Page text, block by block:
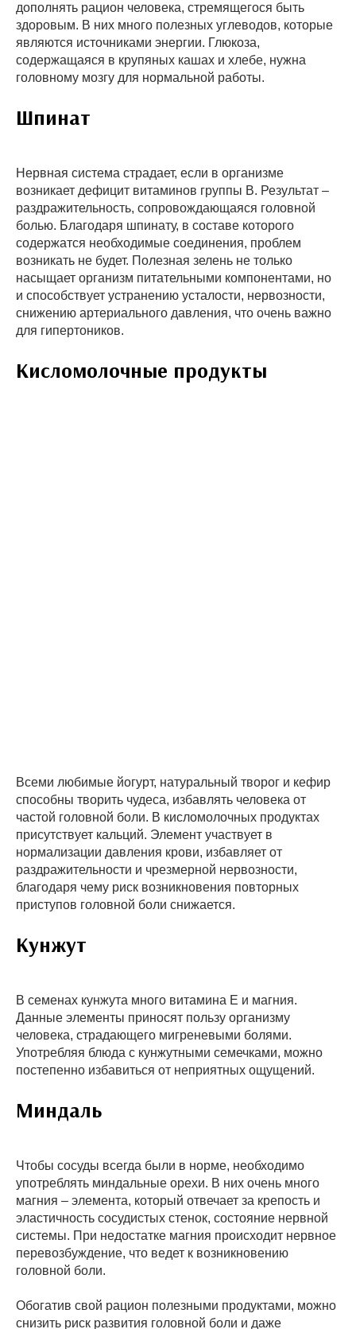
дополнять рацион человека, стремящегося быть
здоровым. В них много полезных углеводов, которые
являются источниками энергии. Глюкоза,
содержащаяся в крупяных кашах и хлебе, нужна
головному мозгу для нормальной работы.
Шпинат
Нервная система страдает, если в организме
возникает дефицит витаминов группы В. Результат –
раздражительность, сопровождающаяся головной
болью. Благодаря шпинату, в составе которого
содержатся необходимые соединения, проблем
возникать не будет. Полезная зелень не только
насыщает организм питательными компонентами, но
и способствует устранению усталости, нервозности,
снижению артериального давления, что очень важно
для гипертоников.
Кисломолочные продукты
Всеми любимые йогурт, натуральный творог и кефир
способны творить чудеса, избавлять человека от
частой головной боли. В кисломолочных продуктах
присутствует кальций. Элемент участвует в
нормализации давления крови, избавляет от
раздражительности и чрезмерной нервозности,
благодаря чему риск возникновения повторных
приступов головной боли снижается.
Кунжут
В семенах кунжута много витамина Е и магния.
Данные элементы приносят пользу организму
человека, страдающего мигреневыми болями.
Употребляя блюда с кунжутными семечками, можно
постепенно избавиться от неприятных ощущений.
Миндаль
Чтобы сосуды всегда были в норме, необходимо
употреблять миндальные орехи. В них очень много
магния – элемента, который отвечает за крепость и
эластичность сосудистых стенок, состояние нервной
системы. При недостатке магния происходит нервное
перевозбуждение, что ведет к возникновению
головной боли.
Обогатив свой рацион полезными продуктами, можно
снизить риск развития головной боли и даже